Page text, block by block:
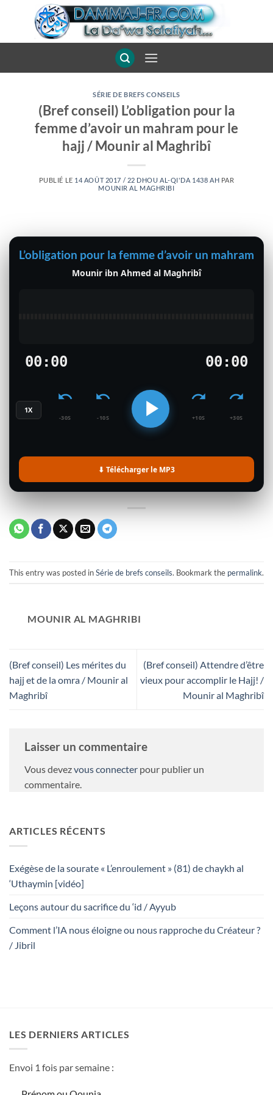
SÉRIE DE BREFS CONSEILS
(Bref conseil) L’obligation pour la
femme d’avoir un mahram pour le
hajj / Mounir al Maghribî
PUBLIÉ LE 14 AOÛT 2017 / 22 DHOU AL-QI'DA 1438 AH PAR
MOUNIR AL MAGHRIBI
L’obligation pour la femme d’avoir un mahram
Mounir ibn Ahmed al Maghribî
00:00 00:00
1X
-30S -10S +10S +30S
⬇ Télécharger le MP3
This entry was posted inSérie de brefs conseils. Bookmark the permalink.
MOUNIR AL MAGHRIBI
(Bref conseil) Les mérites du
hajj et de la omra / Mounir al
Maghribî
(Bref conseil) Attendre d’être
vieux pour accomplir le Hajj! /
Mounir al Maghribî
Laisser un commentaire
Vous devezvous connecter pour publier un
commentaire.
ARTICLES RÉCENTS
Exégèse de la sourate « L’enroulement » (81) de chaykh al
‘Uthaymin [vidéo]
Leçons autour du sacrifice du ‘id / Ayyub
Comment l’IA nous éloigne ou nous rapproche du Créateur ?
/ Jibril
LES DERNIERS ARTICLES
Envoi 1 fois par semaine :